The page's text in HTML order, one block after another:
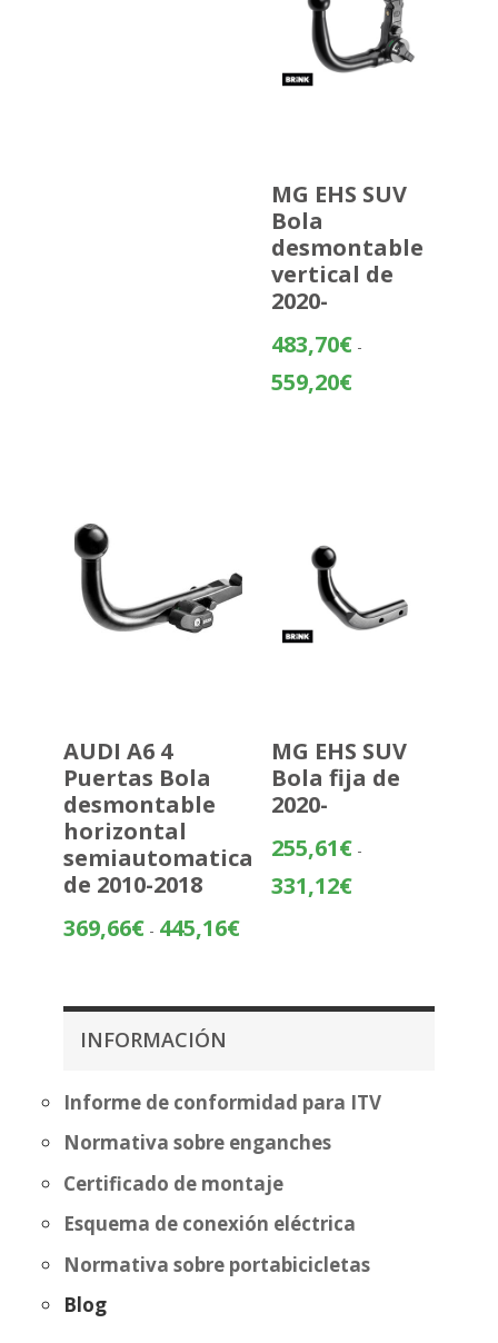
MG EHS SUV
Bola
desmontable
vertical de
2020-
483,70€ -
559,20€Rango
AUDI A6 4
Puertas Bola
desmontable
horizontal
semiautomatica
de 2010-2018
369,66€ - 445,16€Rango
MG EHS SUV
Bola fija de
2020-
255,61€ -
331,12€Rango
hasta
INFORMACIÓN
Informe de conformidad para ITV
Normativa sobre enganches
Certificado de montaje
Esquema de conexión eléctrica
Normativa sobre portabicicletas
Blog